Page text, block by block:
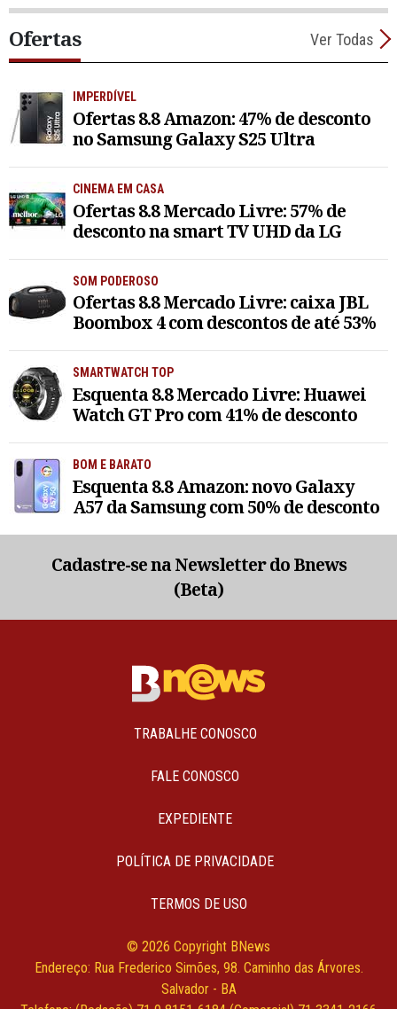
Ofertas Ver Todas
IMPERDÍVEL
Ofertas 8.8 Amazon: 47% de desconto
no Samsung Galaxy S25 Ultra
CINEMA EM CASA
Ofertas 8.8 Mercado Livre: 57% de
desconto na smart TV UHD da LG
SOM PODEROSO
Ofertas 8.8 Mercado Livre: caixa JBL
Boombox 4 com descontos de até 53%
SMARTWATCH TOP
Esquenta 8.8 Mercado Livre: Huawei
Watch GT Pro com 41% de desconto
BOM E BARATO
Esquenta 8.8 Amazon: novo Galaxy
A57 da Samsung com 50% de desconto
Cadastre-se na Newsletter do Bnews
(Beta)
TRABALHE CONOSCO
FALE CONOSCO
EXPEDIENTE
POLÍTICA DE PRIVACIDADE
TERMOS DE USO
© 2026 Copyright BNews
Endereço: Rua Frederico Simões, 98. Caminho das Árvores.
Salvador - BA